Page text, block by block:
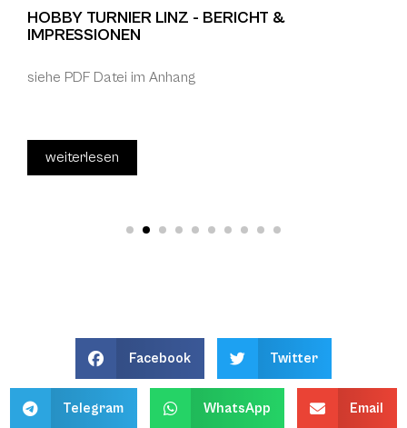
HOBBY TURNIER LINZ - BERICHT &
IMPRESSIONEN
siehe PDF Datei im Anhang
weiterlesen
Facebook Twitter
Telegram WhatsApp Email